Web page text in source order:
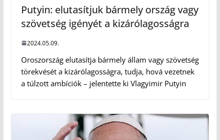
Putyin: elutasítjuk bármely ország vagy
szövetség igényét a kizárólagosságra
2024.05.09.
Oroszország elutasítja bármely állam vagy szövetség
törekvését a kizárólagosságra, tudja, hová vezetnek
a túlzott ambíciók – jelentette ki Vlagyimir Putyin